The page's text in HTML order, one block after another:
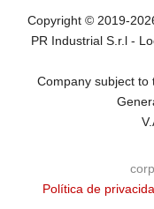
Copyright © 2019-
PR Industrial S.r.l -
Company subject to
Política de